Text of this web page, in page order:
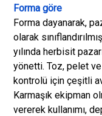
Forma göre
Forma dayanarak,
olarak
yılında herbisit
yönetti. Toz, pelet
kontrolü için çeşitli
Karmaşık ekipman
vererek kullanımı,